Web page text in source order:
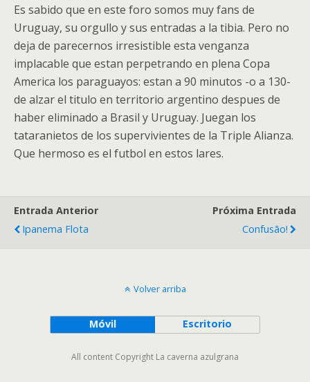
Es sabido que en este foro somos muy fans de
Uruguay, su orgullo y sus entradas a la tibia. Pero no
deja de parecernos irresistible esta venganza
implacable que estan perpetrando en plena Copa
America los paraguayos: estan a 90 minutos -o a 130-
de alzar el titulo en territorio argentino despues de
haber eliminado a Brasil y Uruguay. Juegan los
tataranietos de los supervivientes de la Triple Alianza.
Que hermoso es el futbol en estos lares.
Entrada Anterior
Ipanema Flota
Próxima Entrada
Confusão!
Volver arriba
Móvil Escritorio
All content Copyright La caverna azulgrana